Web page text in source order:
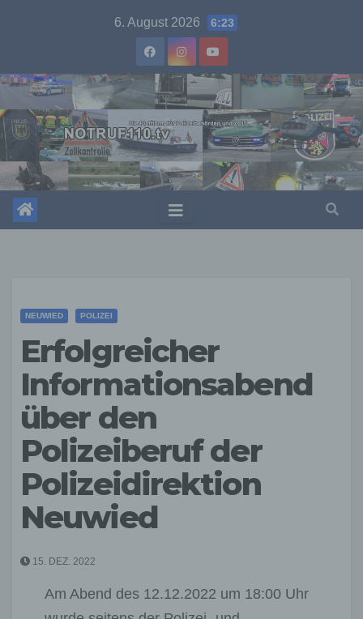
6. August 2026 6:23
NEUWIED POLIZEI
Erfolgreicher
Informationsabend
über den
Polizeiberuf der
Polizeidirektion
Neuwied
15. DEZ. 2022
Am Abend des 12.12.2022 um 18:00 Uhr